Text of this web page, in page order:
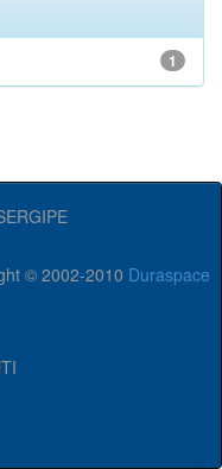
1
© 2002-2010 Duraspace